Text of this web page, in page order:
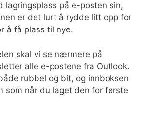
lagringsplass på e-posten sin,
er det lurt å rydde litt opp for
å få plass til nye.
skal vi se nærmere på
alle e-postene fra Outlook.
rubbel og bit, og innboksen
som når du laget den for første